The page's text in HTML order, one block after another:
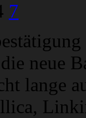
7
neue
lange